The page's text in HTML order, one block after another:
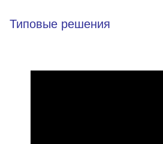
Типовые решения